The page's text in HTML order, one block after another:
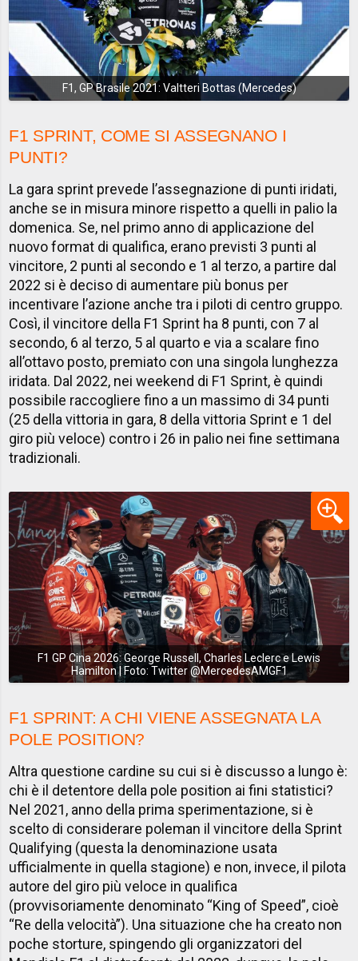
F1, GP Brasile 2021: Valtteri Bottas (Mercedes)
F1 SPRINT, COME SI ASSEGNANO I
PUNTI?
La gara sprint prevede l’assegnazione di punti iridati,
anche se in misura minore rispetto a quelli in palio la
domenica. Se, nel primo anno di applicazione del
nuovo format di qualifica, erano previsti 3 punti al
vincitore, 2 punti al secondo e 1 al terzo, a partire dal
2022 si è deciso di aumentare più bonus per
incentivare l’azione anche tra i piloti di centro gruppo.
Così, il vincitore della F1 Sprint ha 8 punti, con 7 al
secondo, 6 al terzo, 5 al quarto e via a scalare fino
all’ottavo posto, premiato con una singola lunghezza
iridata. Dal 2022, nei weekend di F1 Sprint, è quindi
possibile raccogliere fino a un massimo di 34 punti
(25 della vittoria in gara, 8 della vittoria Sprint e 1 del
giro più veloce) contro i 26 in palio nei fine settimana
tradizionali.
F1 GP Cina 2026: George Russell, Charles Leclerc e Lewis
Hamilton | Foto: Twitter @MercedesAMGF1
F1 SPRINT: A CHI VIENE ASSEGNATA LA
POLE POSITION?
Altra questione cardine su cui si è discusso a lungo è:
chi è il detentore della pole position ai fini statistici?
Nel 2021, anno della prima sperimentazione, si è
scelto di considerare poleman il vincitore della Sprint
Qualifying (questa la denominazione usata
ufficialmente in quella stagione) e non, invece, il pilota
autore del giro più veloce in qualifica
(provvisoriamente denominato “King of Speed”, cioè
“Re della velocità”). Una situazione che ha creato non
poche storture, spingendo gli organizzatori del